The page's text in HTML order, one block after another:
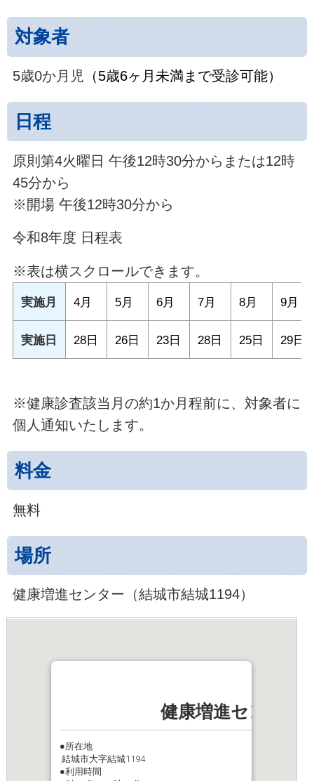
対象者
5歳0か月児 （5歳6ヶ月未満まで受診可能）
日程
原則第4火曜日 午後12時30分からまたは12時
45分から
※開場 午後12時30分から
令和8年度 日程表
※表は横スクロールできます。
実施月 4月 5月 6月 7月 8月 9月
実施日 28日 26日 23日 28日 25日 29日
※健康診査該当月の約1か月程前に、対象者に
個人通知いたします。
料金
無料
場所
健康増進センター（結城市結城1194）
健康増進センター
●所在地
結城市大字結城1194
●利用時間